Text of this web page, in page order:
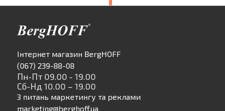
Інтернет магазин BergHOFF
(067) 239-88-08
Пн-Пт 09.00 - 19.00
Сб-Нд 10.00 – 19.00
З питань маркетингу та реклами
marketing@berghoff.ua